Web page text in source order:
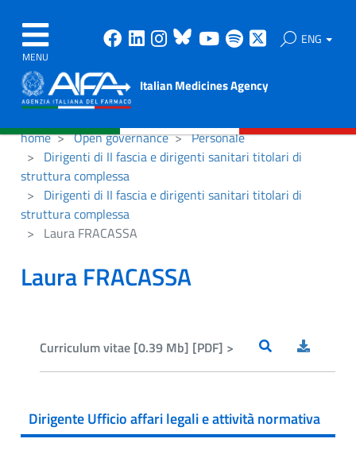
MENU
Facebook
Linkedin
Instagram
Bluesky
Youtube
Spotify ENG
Italian Medicines Agency
home Open governance
Personale
Dirigenti di II fascia e dirigenti sanitari titolari di
struttura complessa
Dirigenti di II fascia e dirigenti sanitari titolari di
struttura complessa
Laura FRACASSA
Laura FRACASSA
Curriculum vitae [0.39 Mb] [PDF] >
Dirigente Ufficio affari legali e attività normativa